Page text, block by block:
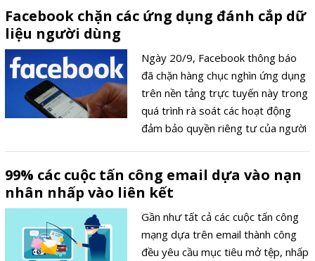
Facebook chặn các ứng dụng đánh cắp dữ
liệu người dùng
Ngày 20/9, Facebook thông báo
đã chặn hàng chục nghìn ứng dụng
trên nền tảng trực tuyến này trong
quá trình rà soát các hoạt động
đảm bảo quyền riêng tư của người
quan tới Công ty tư vấn Cambridge
Analytica (CA).
99% các cuộc tấn công email dựa vào nạn
nhân nhấp vào liên kết
Gần như tất cả các cuộc tấn công
mạng dựa trên email thành công
đều yêu cầu mục tiêu mở tệp, nhấp